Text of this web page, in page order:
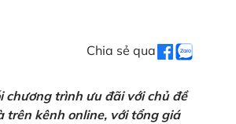
Chia sẻ qua
trình ưu đãi với chủ đề
trên kênh online, với tổng giá